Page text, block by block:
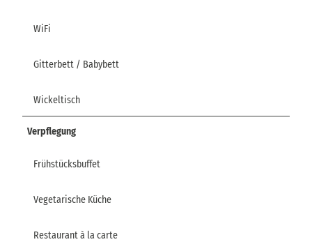
WiFi
Gitterbett / Babybett
Wickeltisch
Verpflegung
Frühstücksbuffet
Vegetarische Küche
Restaurant à la carte